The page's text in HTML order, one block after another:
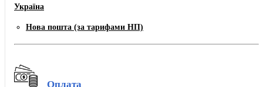
Україна
Нова пошта (за тарифами НП)
Оплата